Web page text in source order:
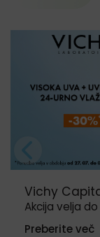
Vichy
Akcija velja do
Preberite več